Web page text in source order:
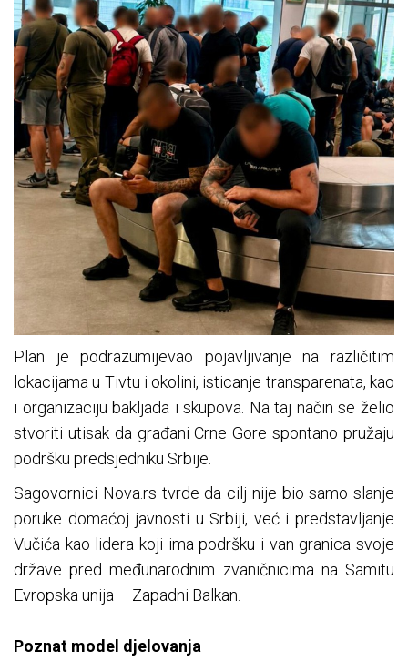
Plan je podrazumijevao pojavljivanje na različitim
lokacijama u Tivtu i okolini, isticanje transparenata, kao
i organizaciju bakljada i skupova. Na taj način se želio
stvoriti utisak da građani Crne Gore spontano pružaju
podršku predsjedniku Srbije.
Sagovornici Nova.rs tvrde da cilj nije bio samo slanje
poruke domaćoj javnosti u Srbiji, već i predstavljanje
Vučića kao lidera koji ima podršku i van granica svoje
države pred međunarodnim zvaničnicima na Samitu
Evropska unija – Zapadni Balkan.
Poznat model djelovanja